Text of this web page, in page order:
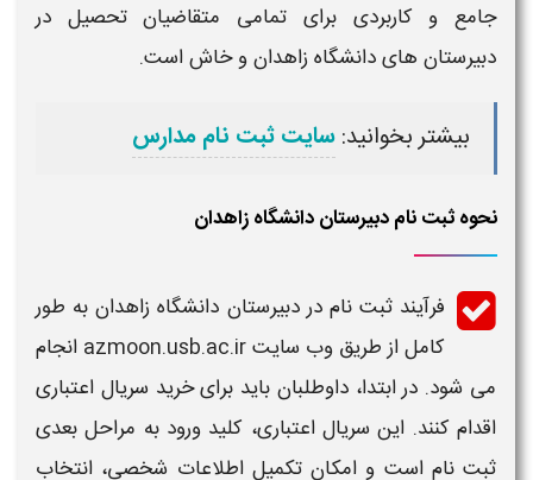
جامع و کاربردی برای تمامی متقاضیان تحصیل در
دبیرستان های دانشگاه زاهدانو خاش است.
بیشتر بخوانید:سایت ثبت نام مدارس
نحوه ثبت نام دبیرستان دانشگاه زاهدان
فرآیندثبت نام در دبیرستان دانشگاه زاهدانبه طور
کامل از طریق وب سایت azmoon.usb.ac.ir انجام
می شود. در ابتدا، داوطلبان باید برای خرید سریال اعتباری
اقدام کنند. این سریال اعتباری، کلید ورود به مراحل بعدی
ثبت نام است و امکان تکمیل اطلاعات شخصی، انتخاب